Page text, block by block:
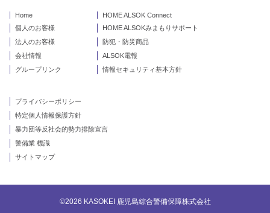
Home
個人のお客様
法人のお客様
会社情報
グループリンク
HOME ALSOK Connect
HOME ALSOKみまもりサポート
防犯・防災商品
ALSOK電報
情報セキュリティ基本方針
プライバシーポリシー
特定個人情報保護方針
暴力団等反社会的勢力排除宣言
警備業 標識
サイトマップ
©2026 KASOKEI 鹿児島綜合警備保障株式会社